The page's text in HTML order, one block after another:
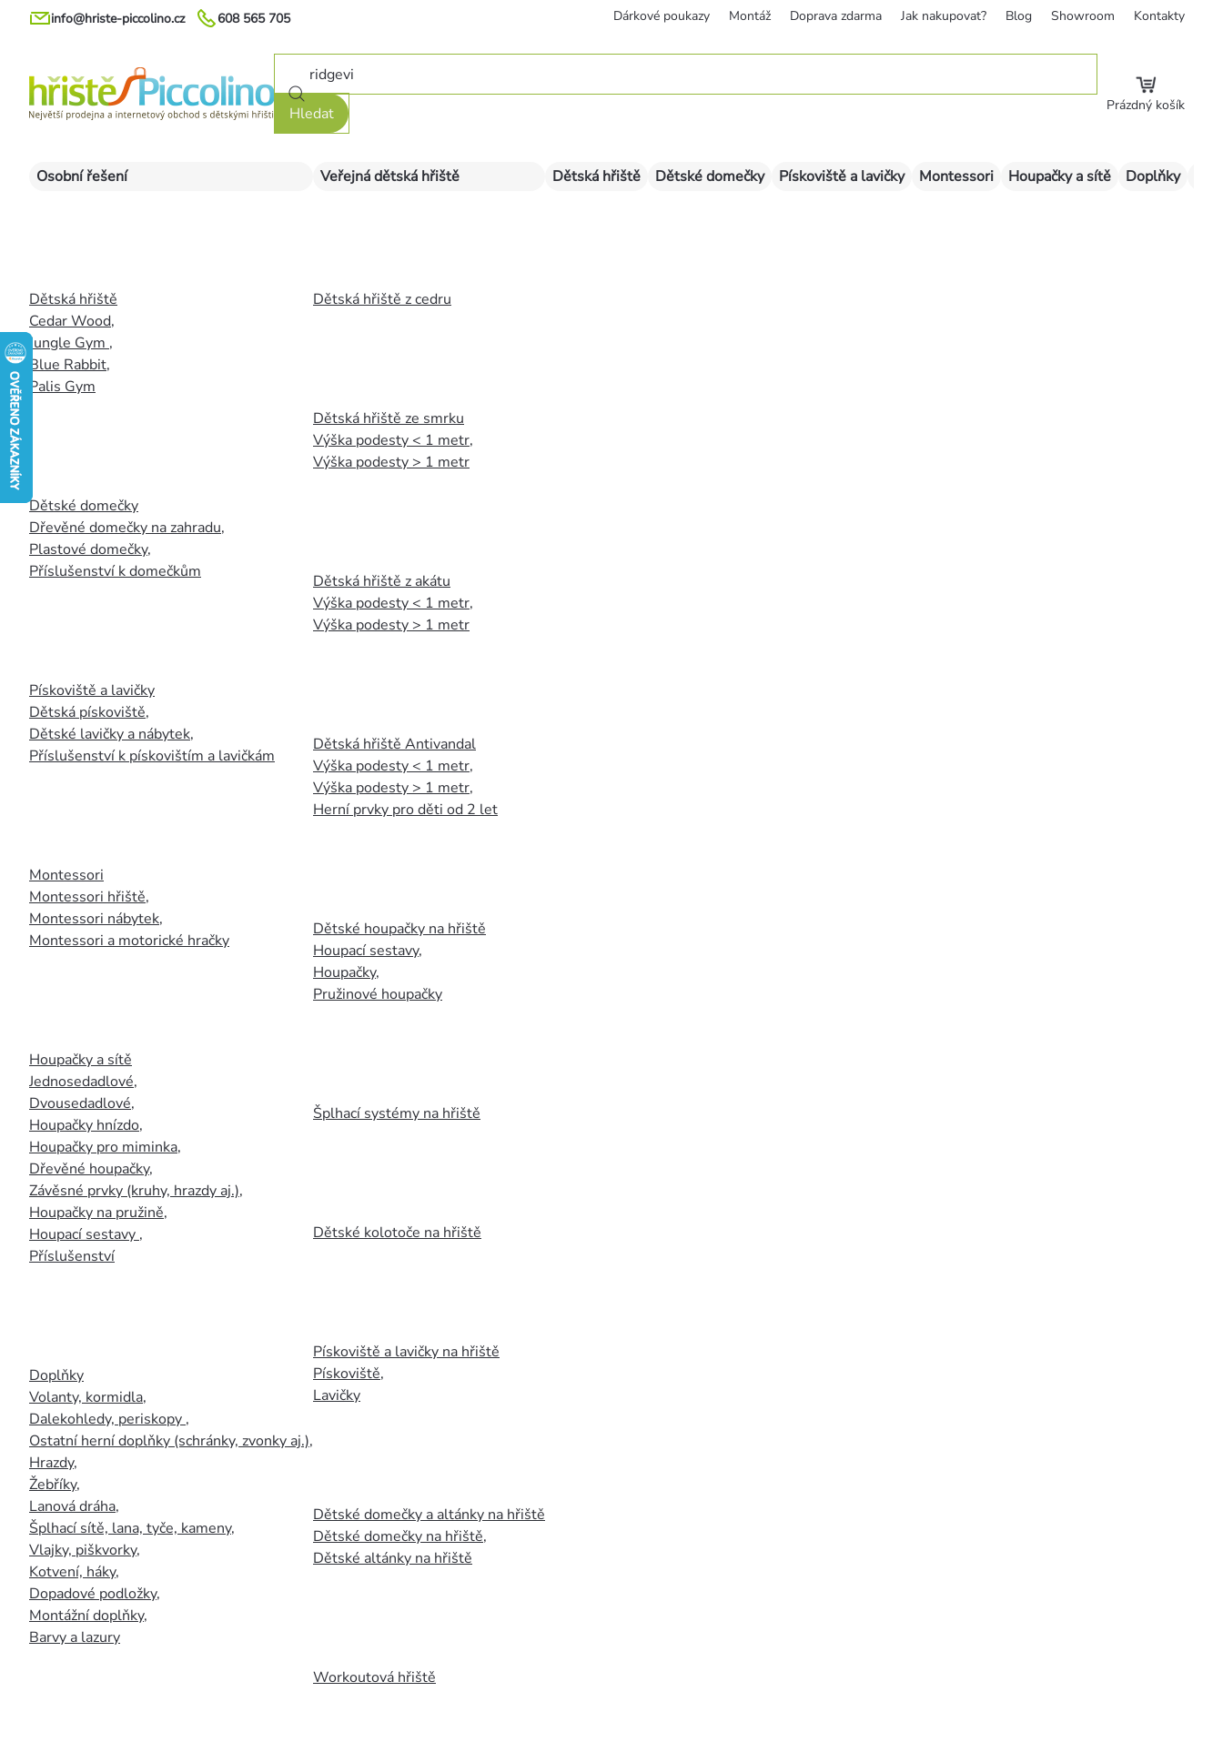
Přejít
608 565 705
info@hriste-piccolino.cz Dárkové poukazy Montáž Doprava zdarma Jak nakupovat? Blog Showroom Kontakty
Hledat Prázdný košík
Osobní řešení
Dětská hřiště
Cedar Wood,
Jungle Gym ,
Blue Rabbit,
Palis Gym
Dětské domečky
Dřevěné domečky na zahradu,
Plastové domečky,
Příslušenství k domečkům
Pískoviště a lavičky
Dětská pískoviště,
Dětské lavičky a nábytek,
Příslušenství k pískovištím a lavičkám
Montessori
Montessori hřiště,
Montessori nábytek,
Montessori a motorické hračky
Houpačky a sítě
Jednosedadlové,
Dvousedadlové,
Houpačky hnízdo,
Houpačky pro miminka,
Dřevěné houpačky,
Závěsné prvky (kruhy, hrazdy aj.),
Houpačky na pružině,
Houpací sestavy ,
Příslušenství
Doplňky
Volanty, kormidla,
Dalekohledy, periskopy ,
Ostatní herní doplňky (schránky, zvonky aj.),
Hrazdy,
Žebříky,
Lanová dráha,
Šplhací sítě, lana, tyče, kameny,
Vlajky, piškvorky,
Kotvení, háky,
Dopadové podložky,
Montážní doplňky,
Barvy a lazury
Veřejná dětská hřiště
Dětská hřiště z cedru
Dětská hřiště ze smrku
Výška podesty < 1 metr,
Výška podesty > 1 metr
Dětská hřiště z akátu
Výška podesty < 1 metr,
Výška podesty > 1 metr
Dětská hřiště Antivandal
Výška podesty < 1 metr,
Výška podesty > 1 metr,
Herní prvky pro děti od 2 let
Dětské houpačky na hřiště
Houpací sestavy,
Houpačky,
Pružinové houpačky
Šplhací systémy na hřiště
Dětské kolotoče na hřiště
Pískoviště a lavičky na hřiště
Pískoviště,
Lavičky
Dětské domečky a altánky na hřiště
Dětské domečky na hřiště,
Dětské altánky na hřiště
Workoutová hřiště
Dětská hřiště Dětské domečky Pískoviště a lavičky Montessori Houpačky a sítě Doplňky